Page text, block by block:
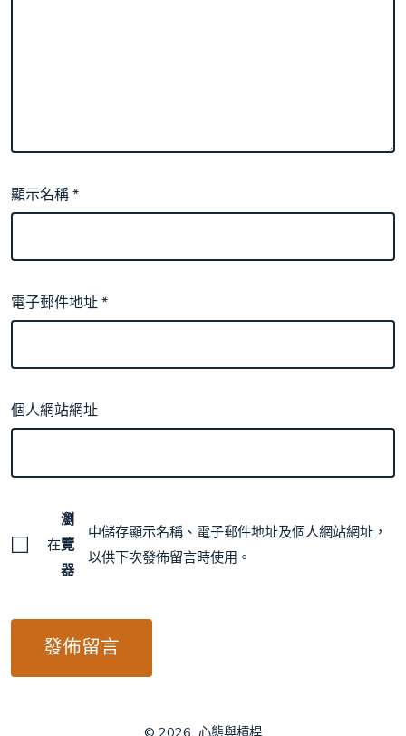
顯示名稱*
電子郵件地址*
個人網站網址
在
瀏
覽
器
中儲存顯示名稱、電子郵件地址及個人網站網址，
以供下次發佈留言時使用。